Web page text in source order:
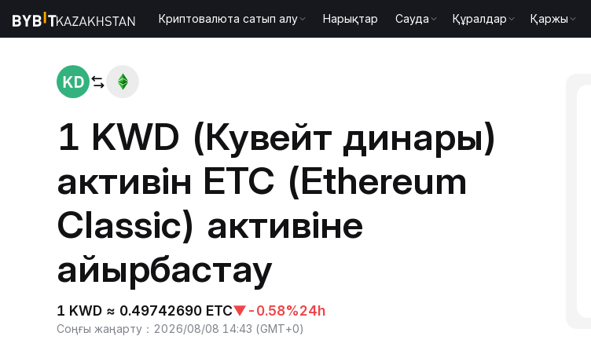
Криптовалюта сатып алу Нарықтар Сауда Құралдар Қаржы
1 KWD (Кувейт динары)
активін ETC (Ethereum
Classic) активіне
айырбастау
1 KWD ≈ 0.49742690 ETC▼-0.58%24h
Соңғы жаңарту ： 2026/08/08 14:43 (GMT+0)